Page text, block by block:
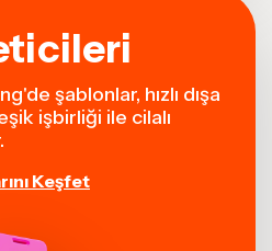
şablonlar, hızlı dışa
işbirliği ile cilalı
Keşfet